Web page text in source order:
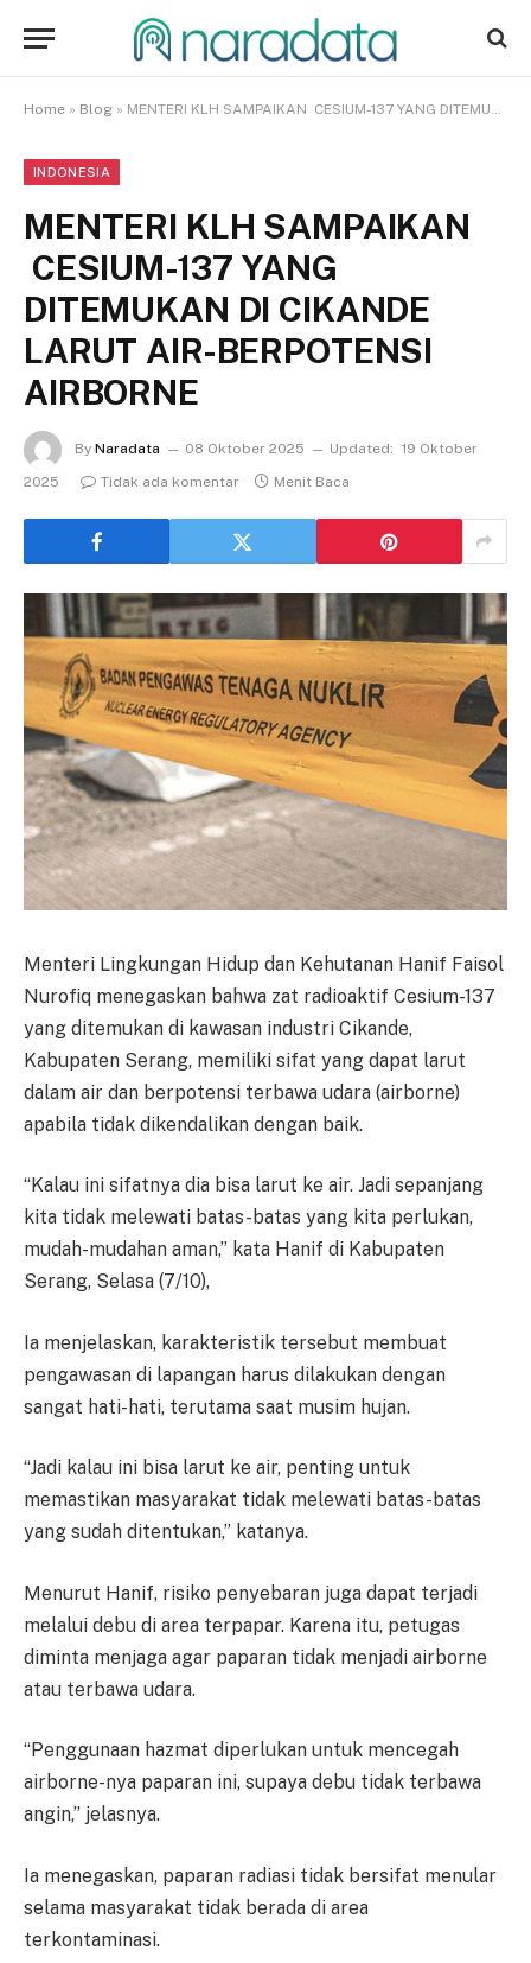
Home » Blog » MENTERI KLH SAMPAIKAN CESIUM-137 YANG DITEMUKAN DI CIKANDE LARUT AIR-BERPOTENSI AIRBORNE
INDONESIA
MENTERI KLH SAMPAIKAN
CESIUM-137 YANG
DITEMUKAN DI CIKANDE
LARUT AIR-BERPOTENSI
AIRBORNE
By Naradata 08 Oktober 2025 Updated: 19 Oktober
2025
Tidak ada komentar Menit Baca
Menteri Lingkungan Hidup dan Kehutanan Hanif Faisol
Nurofiq menegaskan bahwa zat radioaktif Cesium-137
yang ditemukan di kawasan industri Cikande,
Kabupaten Serang, memiliki sifat yang dapat larut
dalam air dan berpotensi terbawa udara (airborne)
apabila tidak dikendalikan dengan baik.
“Kalau ini sifatnya dia bisa larut ke air. Jadi sepanjang
kita tidak melewati batas-batas yang kita perlukan,
mudah-mudahan aman,” kata Hanif di Kabupaten
Serang, Selasa (7/10),
Ia menjelaskan, karakteristik tersebut membuat
pengawasan di lapangan harus dilakukan dengan
sangat hati-hati, terutama saat musim hujan.
“Jadi kalau ini bisa larut ke air, penting untuk
memastikan masyarakat tidak melewati batas-batas
yang sudah ditentukan,” katanya.
Menurut Hanif, risiko penyebaran juga dapat terjadi
melalui debu di area terpapar. Karena itu, petugas
diminta menjaga agar paparan tidak menjadi airborne
atau terbawa udara.
“Penggunaan hazmat diperlukan untuk mencegah
airborne-nya paparan ini, supaya debu tidak terbawa
angin,” jelasnya.
Ia menegaskan, paparan radiasi tidak bersifat menular
selama masyarakat tidak berada di area
terkontaminasi.